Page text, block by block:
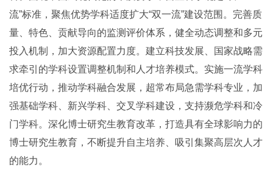
流”标准，聚焦优势学科适度扩大“双一流”建设范围。完善质
量、特色、贡献导向的监测评价体系，健全动态调整和多元
投入机制，加大资源配置力度。建立科技发展、国家战略需
求牵引的学科设置调整机制和人才培养模式。实施一流学科
培优行动，推动学科融合发展，超常布局急需学科专业，加
强基础学科、新兴学科、交叉学科建设，支持濒危学科和冷
门学科。深化博士研究生教育改革，打造具有全球影响力的
博士研究生教育，不断提升自主培养、吸引集聚高层次人才
的能力。